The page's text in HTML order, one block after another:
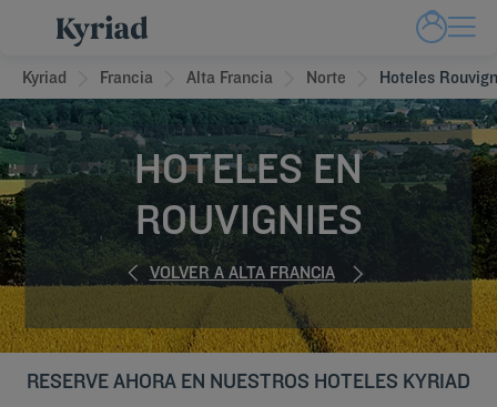
Kyriad Francia Alta Francia Norte Hoteles
HOTELES EN
ROUVIGNIES
VOLVER A ALTA FRANCIA
RESERVE AHORA EN NUESTROS HOTELES KYRIAD